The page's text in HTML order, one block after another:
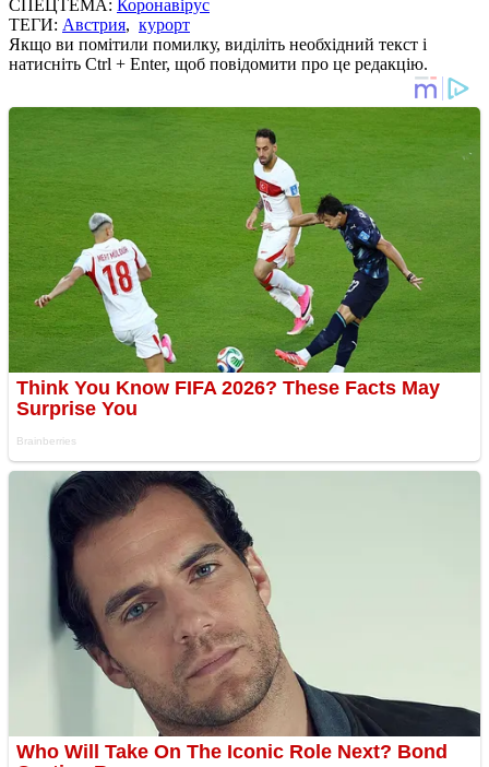
СПЕЦТЕМА: Коронавірус
ТЕГИ: Австрия, курорт
Якщо ви помітили помилку, виділіть необхідний текст і
натисніть Ctrl + Enter, щоб повідомити про це редакцію.